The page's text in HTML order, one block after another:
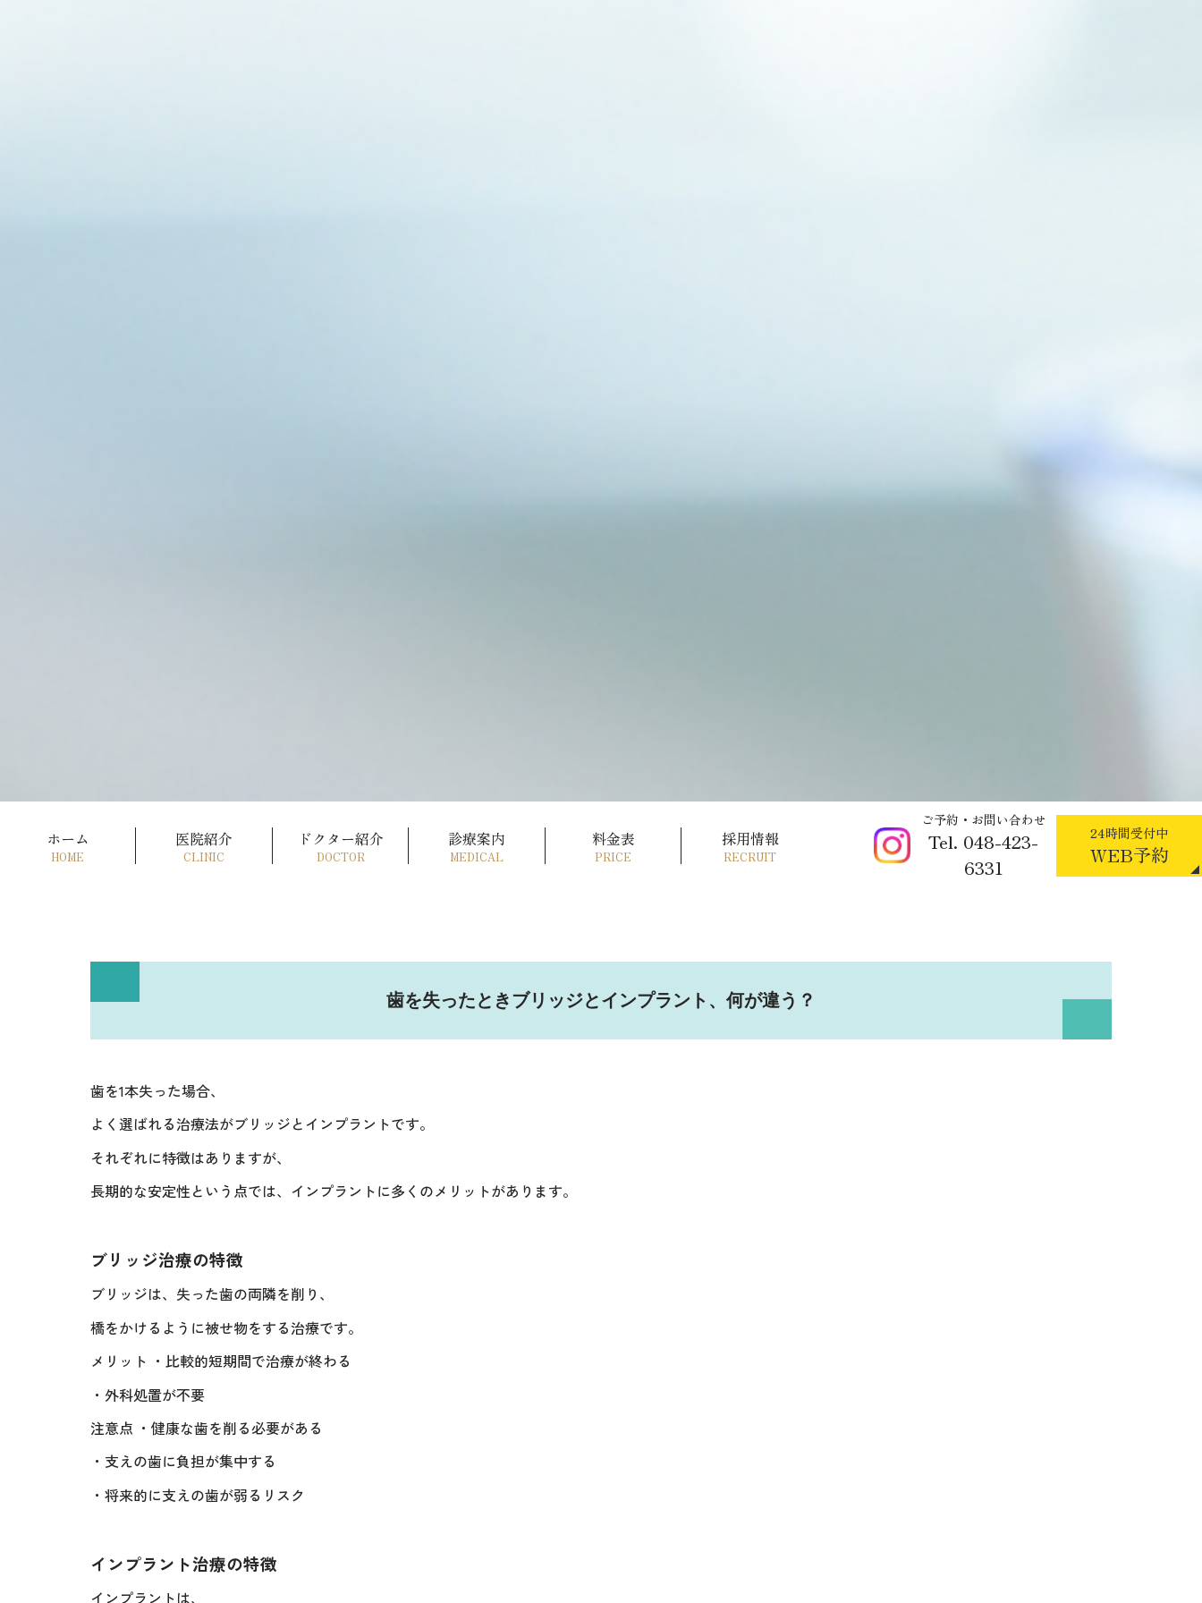
ホーム
HOME
医院紹介
CLINIC
ドクター紹介
DOCTOR
診療案内
MEDICAL
料金表
PRICE
採用情報
RECRUIT
ご予約・お問い合わせ
Tel. 048-423-
6331
24時間受付中
WEB予約
歯を失ったときブリッジとインプラント、何が違う？
歯を1本失った場合、
よく選ばれる治療法がブリッジとインプラントです。
それぞれに特徴はありますが、
長期的な安定性という点では、インプラントに多くのメリットがあります。
ブリッジ治療の特徴
ブリッジは、失った歯の両隣を削り、
橋をかけるように被せ物をする治療です。
メリット ・比較的短期間で治療が終わる
・外科処置が不要
注意点 ・健康な歯を削る必要がある
・支えの歯に負担が集中する
・将来的に支えの歯が弱るリスク
インプラント治療の特徴
インプラントは、